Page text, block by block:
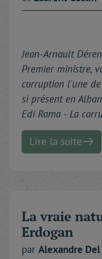
Jean-Arnault
Premier ministre,
corruption l'une
si présent en
Edi Rama - La
Lire la suite
La vraie
Erdogan
par Alexandre